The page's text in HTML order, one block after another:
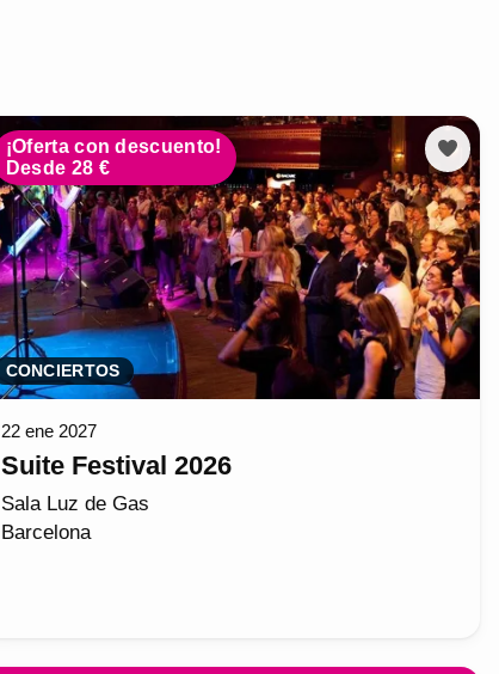
¡Oferta con descuento!
Desde 28 €
CONCIERTOS
22 ene 2027
Suite Festival 2026
Sala Luz de Gas
Barcelona